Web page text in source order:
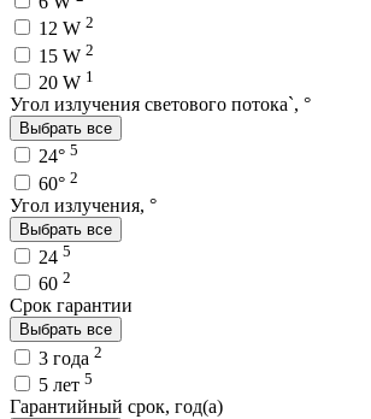
12 W 2
15 W 2
20 W 1
Угол излучения светового потока`, °
Выбрать все
24° 5
60° 2
Угол излучения, °
Выбрать все
24 5
60 2
Срок гарантии
Выбрать все
3 года 2
5 лет 5
Гарантийный срок, год(а)